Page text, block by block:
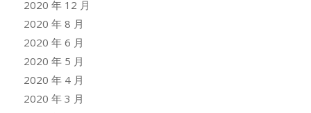
2020 年 12 月
2020 年 8 月
2020 年 6 月
2020 年 5 月
2020 年 4 月
2020 年 3 月